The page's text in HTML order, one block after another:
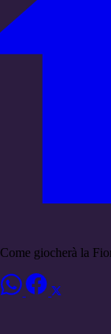
Come giocherà la